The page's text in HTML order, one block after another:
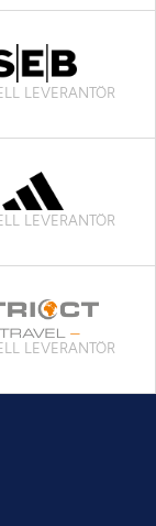
LEVERANTÖR
LEVERANTÖR
LEVERANTÖR